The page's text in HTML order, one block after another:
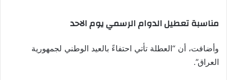
مناسبة تعطيل الدوام الرسمي يوم الاحد
وأضافت، أن “العطلة تأتي احتفاءً بالعيد الوطني لجمهورية
العراق”.